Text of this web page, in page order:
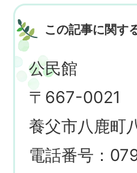
この記事に関す
公民館
〒667-0021
養父市八鹿町
電話番号：